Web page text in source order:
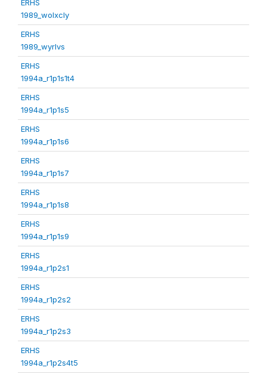
ERHS
1989_wolxcly
ERHS
1989_wyrlvs
ERHS
1994a_r1p1s1t4
ERHS
1994a_r1p1s5
ERHS
1994a_r1p1s6
ERHS
1994a_r1p1s7
ERHS
1994a_r1p1s8
ERHS
1994a_r1p1s9
ERHS
1994a_r1p2s1
ERHS
1994a_r1p2s2
ERHS
1994a_r1p2s3
ERHS
1994a_r1p2s4t5